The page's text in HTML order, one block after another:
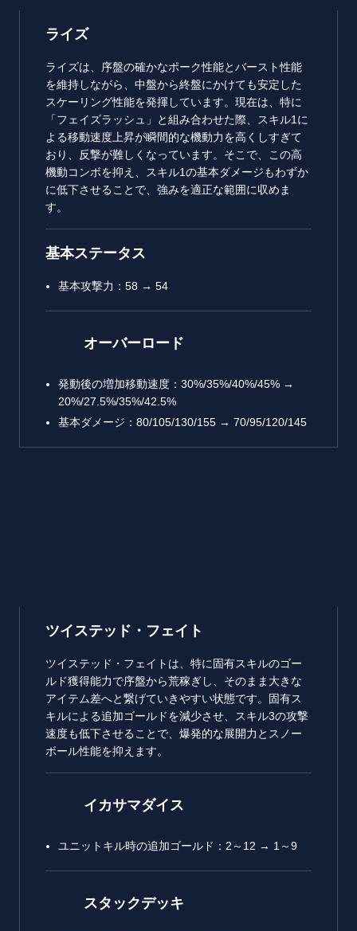
ライズ
ライズは、序盤の確かなポーク性能とバースト性能
を維持しながら、中盤から終盤にかけても安定した
スケーリング性能を発揮しています。現在は、特に
「フェイズラッシュ」と組み合わせた際、スキル1に
よる移動速度上昇が瞬間的な機動力を高くしすぎて
おり、反撃が難しくなっています。そこで、この高
機動コンボを抑え、スキル1の基本ダメージもわずか
に低下させることで、強みを適正な範囲に収めま
す。
基本ステータス
基本攻撃力：58 → 54
オーバーロード
発動後の増加移動速度：30%/35%/40%/45% →
20%/27.5%/35%/42.5%
基本ダメージ：80/105/130/155 → 70/95/120/145
ツイステッド・フェイト
ツイステッド・フェイトは、特に固有スキルのゴー
ルド獲得能力で序盤から荒稼ぎし、そのまま大きな
アイテム差へと繋げていきやすい状態です。固有ス
キルによる追加ゴールドを減少させ、スキル3の攻撃
速度も低下させることで、爆発的な展開力とスノー
ボール性能を抑えます。
イカサマダイス
ユニットキル時の追加ゴールド：2～12 → 1～9
スタックデッキ